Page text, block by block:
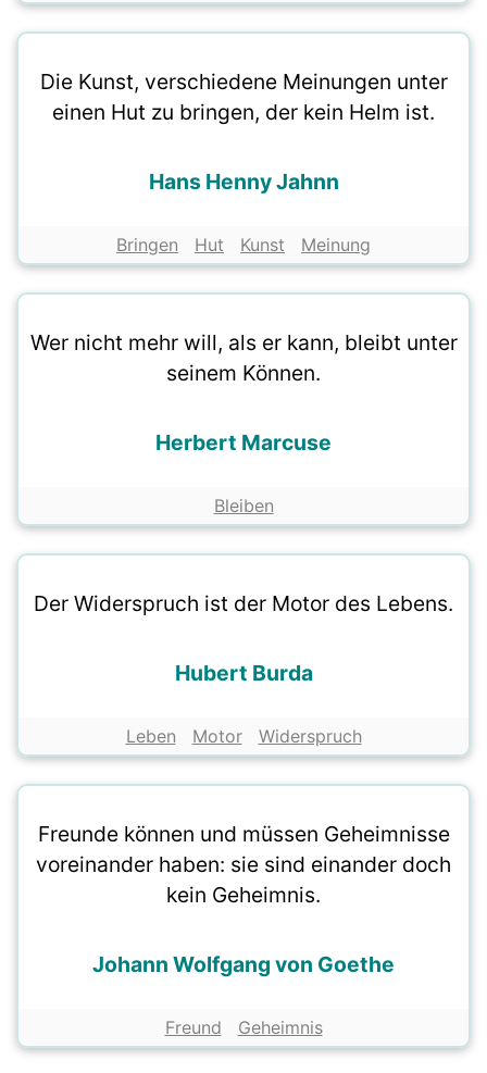
Die Kunst, verschiedene Meinungen unter
einen Hut zu bringen, der kein Helm ist.
Hans Henny Jahnn
Bringen Hut Kunst Meinung
Wer nicht mehr will, als er kann, bleibt unter
seinem Können.
Herbert Marcuse
Bleiben
Der Widerspruch ist der Motor des Lebens.
Hubert Burda
Leben Motor Widerspruch
Freunde können und müssen Geheimnisse
voreinander haben: sie sind einander doch
kein Geheimnis.
Johann Wolfgang von Goethe
Freund Geheimnis